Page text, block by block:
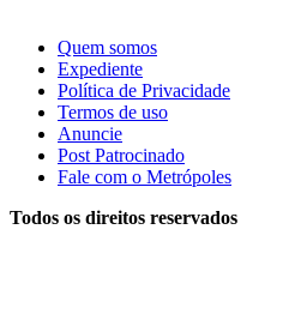
Quem somos
Expediente
Política de Privacidade
Termos de uso
Anuncie
Post Patrocinado
Fale com o Metrópoles
Todos os direitos reservados